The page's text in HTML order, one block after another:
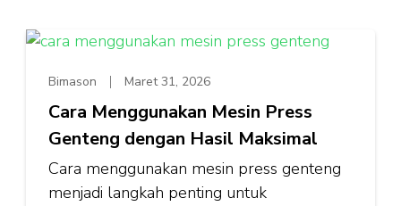
Bimason Maret 31, 2026
Cara Menggunakan Mesin Press
Genteng dengan Hasil Maksimal
Cara menggunakan mesin press genteng
menjadi langkah penting untuk